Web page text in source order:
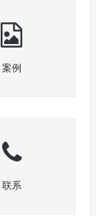
案例
联系